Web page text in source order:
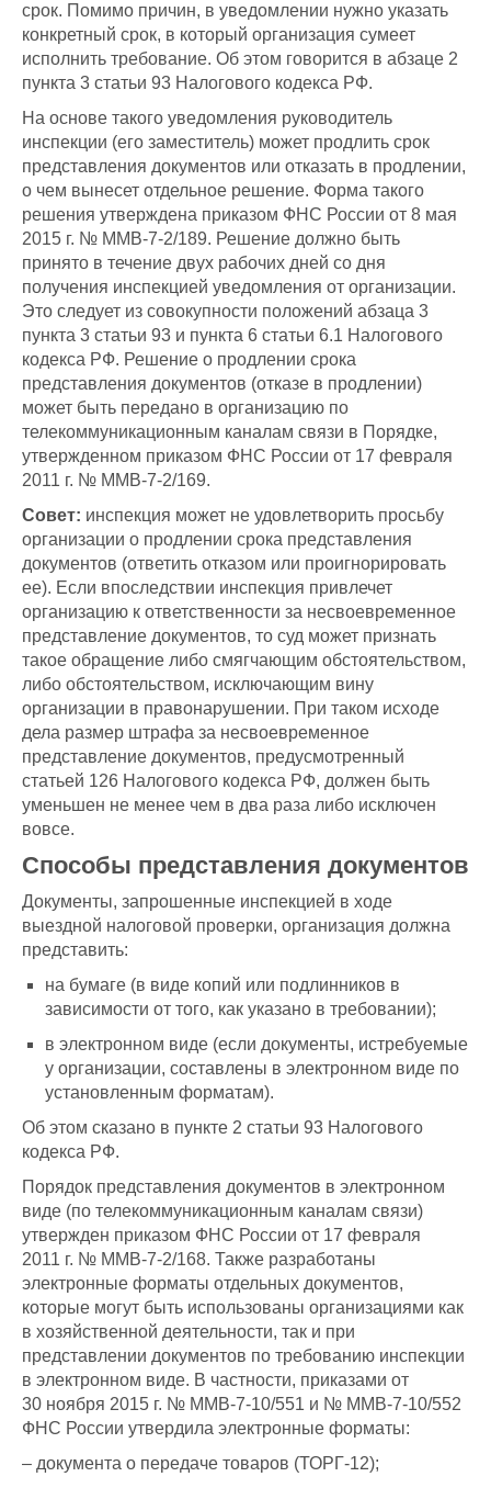
срок. Помимо причин, в уведомлении нужно указать
конкретный срок, в который организация сумеет
исполнить требование. Об этом говорится в абзаце 2
пункта 3 статьи 93 Налогового кодекса РФ.
На основе такого уведомления руководитель
инспекции (его заместитель) может продлить срок
представления документов или отказать в продлении,
о чем вынесет отдельное решение. Форма такого
решения утверждена приказом ФНС России от 8 мая
2015 г. № ММВ-7-2/189. Решение должно быть
принято в течение двух рабочих дней со дня
получения инспекцией уведомления от организации.
Это следует из совокупности положений абзаца 3
пункта 3 статьи 93 и пункта 6 статьи 6.1 Налогового
кодекса РФ. Решение о продлении срока
представления документов (отказе в продлении)
может быть передано в организацию по
телекоммуникационным каналам связи в Порядке,
утвержденном приказом ФНС России от 17 февраля
2011 г. № ММВ-7-2/169.
Совет: инспекция может не удовлетворить просьбу
организации о продлении срока представления
документов (ответить отказом или проигнорировать
ее). Если впоследствии инспекция привлечет
организацию к ответственности за несвоевременное
представление документов, то суд может признать
такое обращение либо смягчающим обстоятельством,
либо обстоятельством, исключающим вину
организации в правонарушении. При таком исходе
дела размер штрафа за несвоевременное
представление документов, предусмотренный
статьей 126 Налогового кодекса РФ, должен быть
уменьшен не менее чем в два раза либо исключен
вовсе.
Способы представления документов
Документы, запрошенные инспекцией в ходе
выездной налоговой проверки, организация должна
представить:
на бумаге (в виде копий или подлинников в
зависимости от того, как указано в требовании);
в электронном виде (если документы, истребуемые
у организации, составлены в электронном виде по
установленным форматам).
Об этом сказано в пункте 2 статьи 93 Налогового
кодекса РФ.
Порядок представления документов в электронном
виде (по телекоммуникационным каналам связи)
утвержден приказом ФНС России от 17 февраля
2011 г. № ММВ-7-2/168. Также разработаны
электронные форматы отдельных документов,
которые могут быть использованы организациями как
в хозяйственной деятельности, так и при
представлении документов по требованию инспекции
в электронном виде. В частности, приказами от
30 ноября 2015 г. № ММВ-7-10/551 и № ММВ-7-10/552
ФНС России утвердила электронные форматы:
– документа о передаче товаров (ТОРГ-12);